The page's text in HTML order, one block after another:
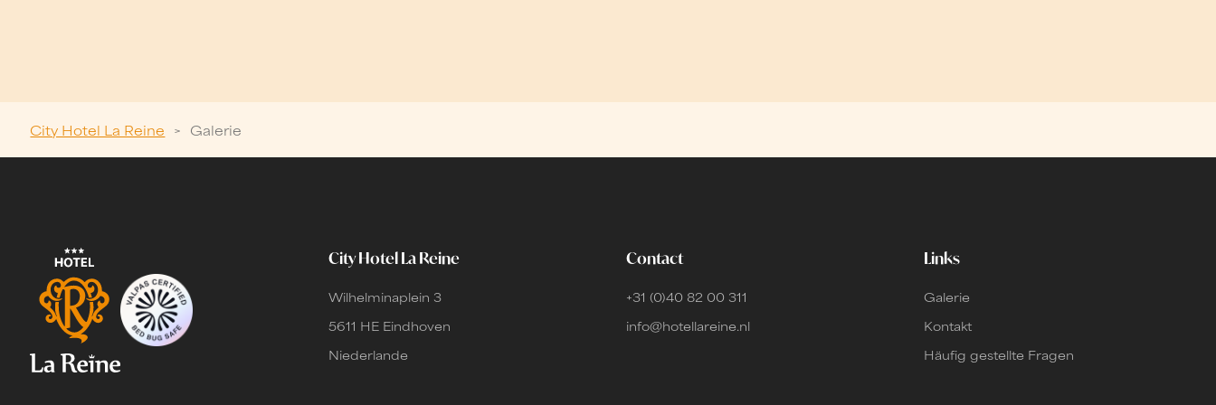
City Hotel La Reine > Galerie
City Hotel La Reine
Wilhelminaplein 3
5611 HE Eindhoven
Niederlande
Contact
+31 (0)40 82 00 311
info@hotellareine.nl
Links
Galerie
Kontakt
Häufig gestellte Fragen